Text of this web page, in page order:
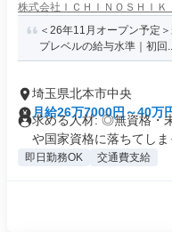
株式会社ＩＣＨＩＮＯＳＨＩＫ
＜26年11月オープン予定
プレベルの給与水準｜初回
埼玉県北本市中央
月給26万7000円～40万
求める人材: ◎無資格・
や国家資格に落ちてしま
即日勤務OK 交通費支給